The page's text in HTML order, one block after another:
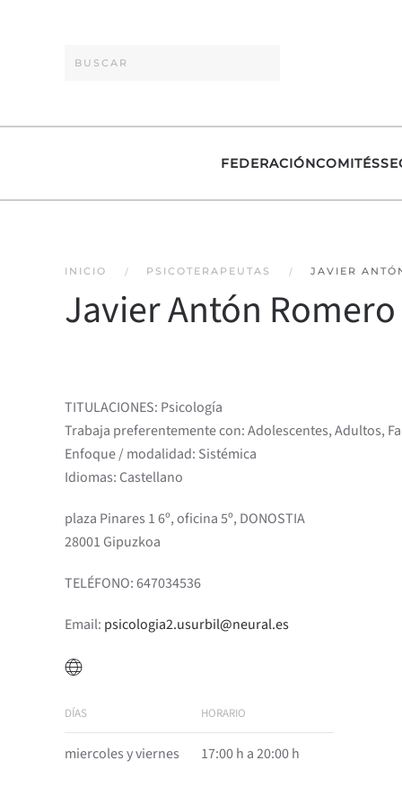
FEDERACIÓNCOMITÉS
INICIO PSICOTERAPEUTAS JAVIER
Javier Antón Romero
TITULACIONES: Psicología
Trabaja preferentemente con: Adolescentes, Adultos,
Enfoque / modalidad: Sistémica
Idiomas: Castellano
plaza Pinares 1 6º, oficina 5º, DONOSTIA
28001 Gipuzkoa
TELÉFONO: 647034536
Email: psicologia2.usurbil@neural.es
DÍAS HORARIO
miercoles y viernes 17:00 h a 20:00 h